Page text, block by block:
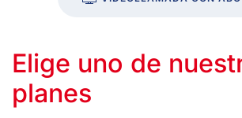
Elige uno de
planes